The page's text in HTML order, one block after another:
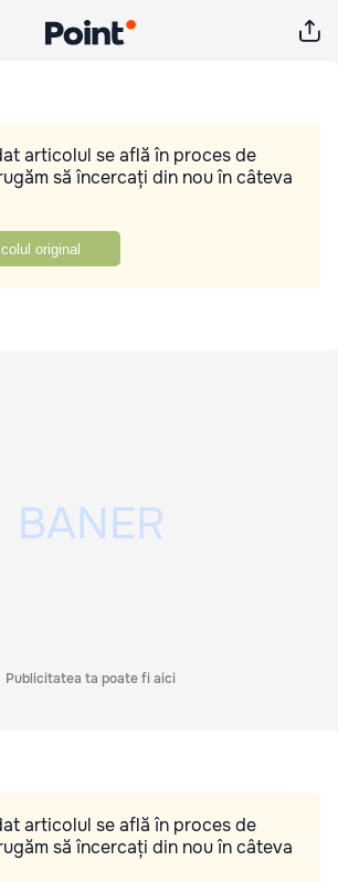
articolul se află în proces de
să încercați din nou în câteva
original
Publicitatea ta poate fi aici
articolul se află în proces de
să încercați din nou în câteva